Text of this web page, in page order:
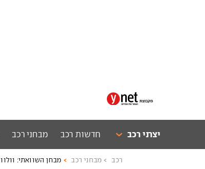
יצרני רכב חדשות רכב מבחני רכב
רכב מבחני רכב מבחן השוואתי: וולוו XC40, אודי Q3, קדילאק XT4